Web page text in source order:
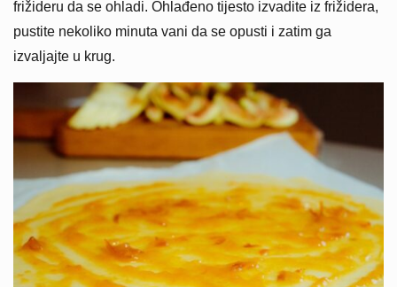
frižideru da se ohladi. Ohlađeno tijesto izvadite iz frižidera,
pustite nekoliko minuta vani da se opusti i zatim ga
izvaljajte u krug.